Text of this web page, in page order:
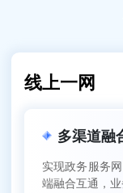
线上一网
多渠道融
实现政务服务
端融合互通，